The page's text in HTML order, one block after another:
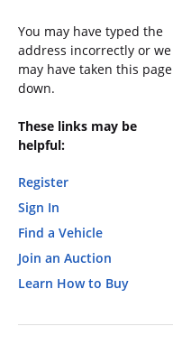
You may have typed the
address incorrectly or we
may have taken this page
down.
These links may be
helpful:
Register
Sign In
Find a Vehicle
Join an Auction
Learn How to Buy